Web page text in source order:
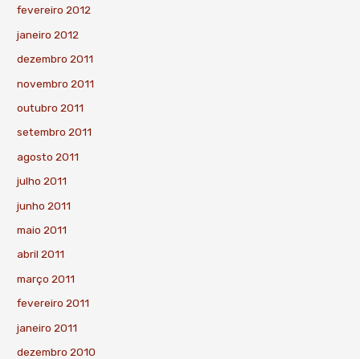
fevereiro 2012
janeiro 2012
dezembro 2011
novembro 2011
outubro 2011
setembro 2011
agosto 2011
julho 2011
junho 2011
maio 2011
abril 2011
março 2011
fevereiro 2011
janeiro 2011
dezembro 2010